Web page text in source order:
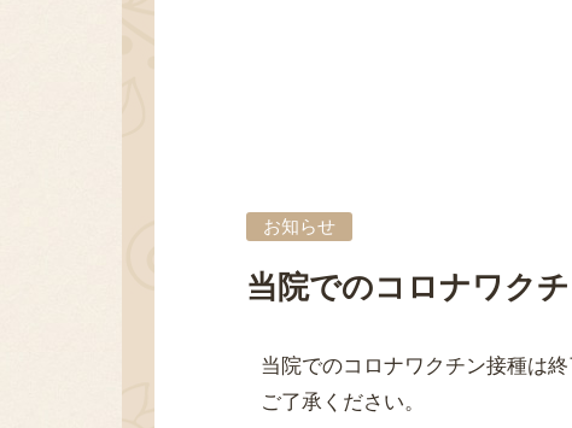
当院でのコロナワク
お知らせ
当院でのコロナワクチン接種は終
ご了承ください。